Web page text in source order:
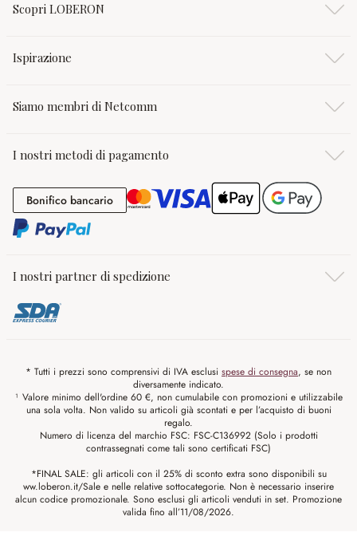
Scopri LOBERON
Ispirazione
Siamo membri di Netcomm
I nostri metodi di pagamento
Bonifico bancarioBonifico bancario
I nostri partner di spedizione
* Tutti i prezzi sono comprensivi di IVA esclusi spese di consegna, se non
diversamente indicato.
¹ Valore minimo dell'ordine 60 €, non cumulabile con promozioni e utilizzabile
una sola volta. Non valido su articoli già scontati e per l’acquisto di buoni
regalo.
Numero di licenza del marchio FSC: FSC-C136992 (Solo i prodotti
contrassegnati come tali sono certificati FSC)
*FINAL SALE: gli articoli con il 25% di sconto extra sono disponibili su
ww.loberon.it/Sale e nelle relative sottocategorie. Non è necessario inserire
alcun codice promozionale. Sono esclusi gli articoli venduti in set. Promozione
valida fino all’11/08/2026.